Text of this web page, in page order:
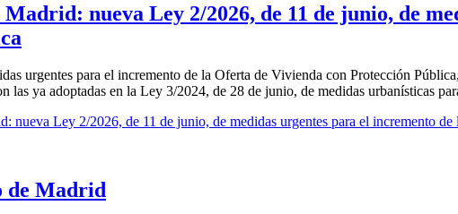
nueva Ley 2/2026, de 11 de junio, de
urgentes para el incremento de la Oferta de Vivienda con Protección
las ya adoptadas en la Ley 3/2024, de 28 de junio, de medidas urbanísticas
nueva Ley 2/2026, de 11 de junio, de medidas urgentes para el incremento
de Madrid